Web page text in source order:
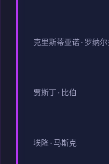
克里斯蒂亚诺·罗纳尔
贾斯丁·比伯
埃隆·马斯克